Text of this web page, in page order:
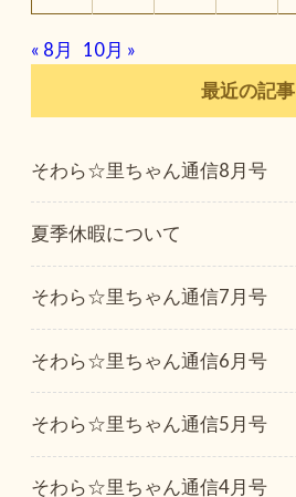
« 8月
10月 »
最近の記事
そわら☆里ちゃん通信8月号
夏季休暇について
そわら☆里ちゃん通信7月号
そわら☆里ちゃん通信6月号
そわら☆里ちゃん通信5月号
そわら☆里ちゃん通信4月号